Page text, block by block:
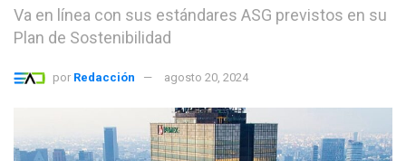
Va en línea con sus estándares ASG previstos en su
Plan de Sostenibilidad
por Redacción agosto 20, 2024